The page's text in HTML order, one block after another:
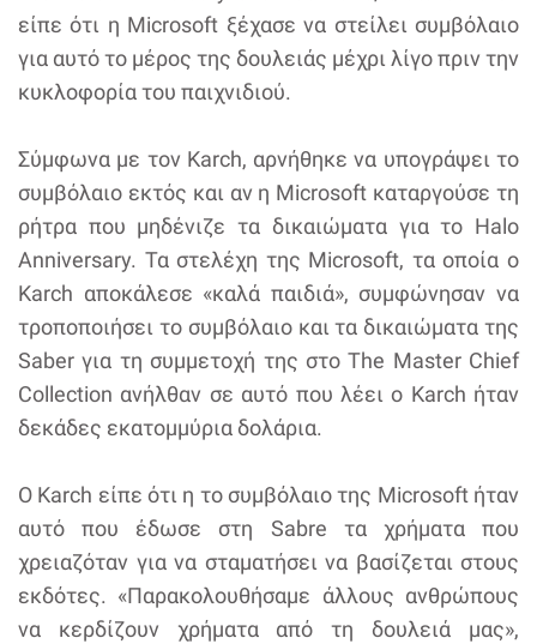
είπε ότι η Microsoft ξέχασε να στείλει συμβόλαιο
για αυτό το μέρος της δουλειάς μέχρι λίγο πριν την
κυκλοφορία του παιχνιδιού.
Σύμφωνα με τον Karch, αρνήθηκε να υπογράψει το
συμβόλαιο εκτός και αν η Microsoft καταργούσε τη
ρήτρα που μηδένιζε τα δικαιώματα για το Halo
Anniversary. Τα στελέχη της Microsoft, τα οποία ο
Karch αποκάλεσε «καλά παιδιά», συμφώνησαν να
τροποποιήσει το συμβόλαιο και τα δικαιώματα της
Saber για τη συμμετοχή της στο The Master Chief
Collection ανήλθαν σε αυτό που λέει ο Karch ήταν
δεκάδες εκατομμύρια δολάρια.
Ο Karch είπε ότι η το συμβόλαιο της Microsoft ήταν
αυτό που έδωσε στη Sabre τα χρήματα που
χρειαζόταν για να σταματήσει να βασίζεται στους
εκδότες. «Παρακολουθήσαμε άλλους ανθρώπους
να κερδίζουν χρήματα από τη δουλειά μας»,